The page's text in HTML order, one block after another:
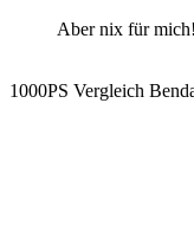
Aber nix für mich!
1000PS Vergleich